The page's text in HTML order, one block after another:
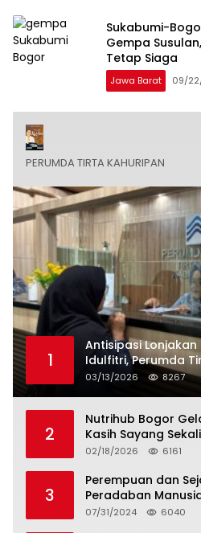
Sukabumi-
Gempa
Tetap Siaga
Jawa Barat 09/
PERUMDA TIRTA KAHURIPAN
1
Antisipasi
Idulfitri, Perumda
Berlakukan Status
03/13/2026 8267
2
Nutrihub Bogor
Kasih Sayang
Tropicana
02/18/2026 6161
3
Perempuan dan
Peradaban
07/31/2024 6040